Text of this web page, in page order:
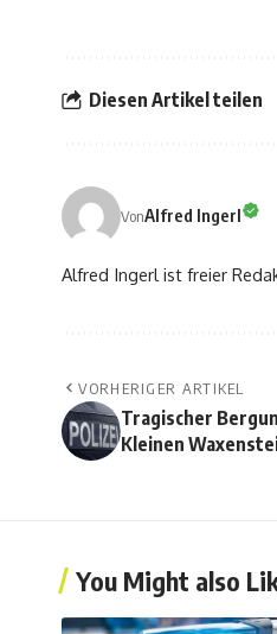
Diesen Artikel teilen
VonAlfred Ingerl
Alfred Ingerl ist freier
VORHERIGER ARTIKEL
Tragischer
Kleinen
You Might also